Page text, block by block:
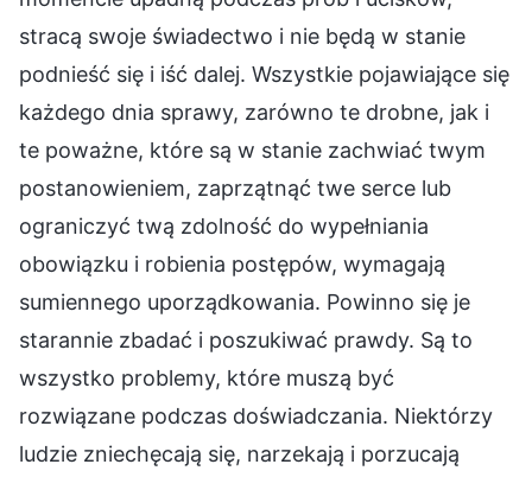
stracą swoje świadectwo i nie będą w stanie
podnieść się i iść dalej. Wszystkie pojawiające się
każdego dnia sprawy, zarówno te drobne, jak i
te poważne, które są w stanie zachwiać twym
postanowieniem, zaprzątnąć twe serce lub
ograniczyć twą zdolność do wypełniania
obowiązku i robienia postępów, wymagają
sumiennego uporządkowania. Powinno się je
starannie zbadać i poszukiwać prawdy. Są to
wszystko problemy, które muszą być
rozwiązane podczas doświadczania. Niektórzy
ludzie zniechęcają się, narzekają i porzucają